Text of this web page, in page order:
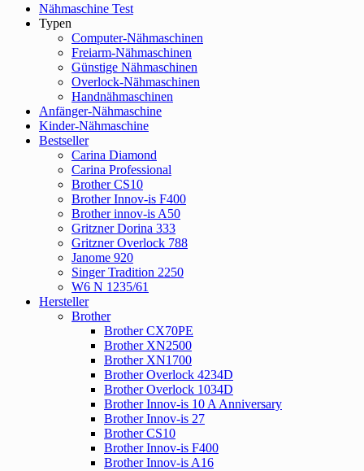
Close
Menu
Nähmaschine Test
Typen
Computer-Nähmaschinen
Freiarm-Nähmaschinen
Günstige Nähmaschinen
Overlock-Nähmaschinen
Handnähmaschinen
Anfänger-Nähmaschine
Kinder-Nähmaschine
Bestseller
Carina Diamond
Carina Professional
Brother CS10
Brother Innov-is F400
Brother innov-is A50
Gritzner Dorina 333
Gritzner Overlock 788
Janome 920
Singer Tradition 2250
W6 N 1235/61
Hersteller
Brother
Brother CX70PE
Brother XN2500
Brother XN1700
Brother Overlock 4234D
Brother Overlock 1034D
Brother Innov-is 10 A Anniversary
Brother Innov-is 27
Brother CS10
Brother Innov-is F400
Brother Innov-is A16